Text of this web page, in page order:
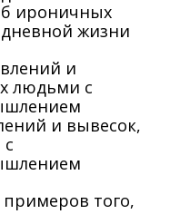
ироничных
жизни
и вывесок,